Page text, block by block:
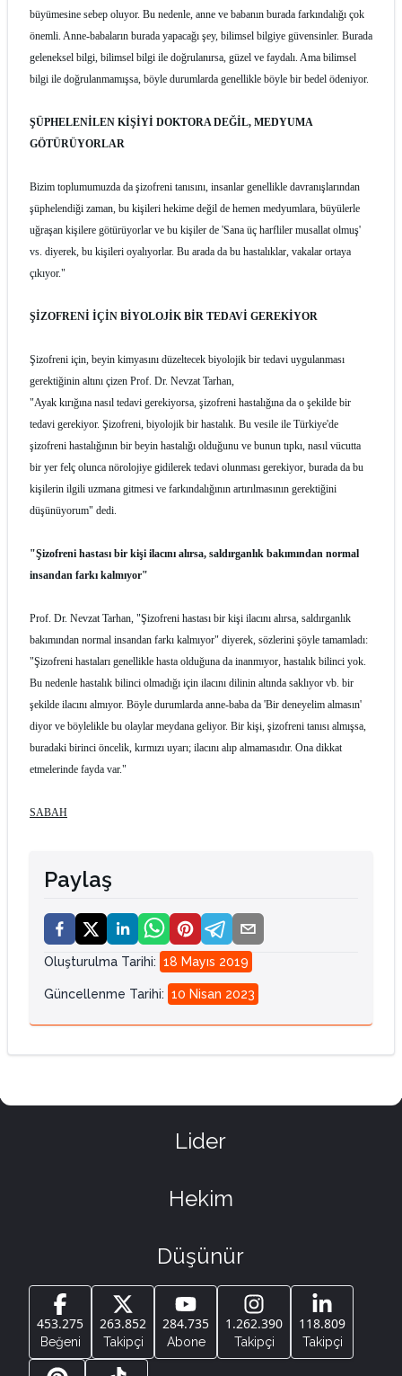
büyümesine sebep oluyor. Bu nedenle, anne ve babanın burada farkındalığı çok
önemli. Anne-babaların burada yapacağı şey, bilimsel bilgiye güvensinler. Burada
geleneksel bilgi, bilimsel bilgi ile doğrulanırsa, güzel ve faydalı. Ama bilimsel
bilgi ile doğrulanmamışsa, böyle durumlarda genellikle böyle bir bedel ödeniyor.
ŞÜPHELENİLEN KİŞİYİ DOKTORA DEĞİL, MEDYUMA
GÖTÜRÜYORLAR
Bizim toplumumuzda da şizofreni tanısını, insanlar genellikle davranışlarından
şüphelendiği zaman, bu kişileri hekime değil de hemen medyumlara, büyülerle
uğraşan kişilere götürüyorlar ve bu kişiler de 'Sana üç harfliler musallat olmuş'
vs. diyerek, bu kişileri oyalıyorlar. Bu arada da bu hastalıklar, vakalar ortaya
çıkıyor."
ŞİZOFRENİ İÇİN BİYOLOJİK BİR TEDAVİ GEREKİYOR
Şizofreni için, beyin kimyasını düzeltecek biyolojik bir tedavi uygulanması
gerektiğinin altını çizen Prof. Dr. Nevzat Tarhan,
"Ayak kırığına nasıl tedavi gerekiyorsa, şizofreni hastalığına da o şekilde bir
tedavi gerekiyor. Şizofreni, biyolojik bir hastalık. Bu vesile ile Türkiye'de
şizofreni hastalığının bir beyin hastalığı olduğunu ve bunun tıpkı, nasıl vücutta
bir yer felç olunca nörolojiye gidilerek tedavi olunması gerekiyor, burada da bu
kişilerin ilgili uzmana gitmesi ve farkındalığının artırılmasının gerektiğini
düşünüyorum" dedi.
"Şizofreni hastası bir kişi ilacını alırsa, saldırganlık bakımından normal
insandan farkı kalmıyor"
Prof. Dr. Nevzat Tarhan, "Şizofreni hastası bir kişi ilacını alırsa, saldırganlık
bakımından normal insandan farkı kalmıyor" diyerek, sözlerini şöyle tamamladı:
"Şizofreni hastaları genellikle hasta olduğuna da inanmıyor, hastalık bilinci yok.
Bu nedenle hastalık bilinci olmadığı için ilacını dilinin altında saklıyor vb. bir
şekilde ilacını almıyor. Böyle durumlarda anne-baba da 'Bir deneyelim almasın'
diyor ve böylelikle bu olaylar meydana geliyor. Bir kişi, şizofreni tanısı almışsa,
buradaki birinci öncelik, kırmızı uyarı; ilacını alıp almamasıdır. Ona dikkat
etmelerinde fayda var."
SABAH
Paylaş
Oluşturulma Tarihi: 18 Mayıs 2019
Güncellenme Tarihi: 10 Nisan 2023
Lider
Hekim
Düşünür
453.275
Beğeni
263.852
Takipçi
284.735
Abone
1.262.390
Takipçi
118.809
Takipçi